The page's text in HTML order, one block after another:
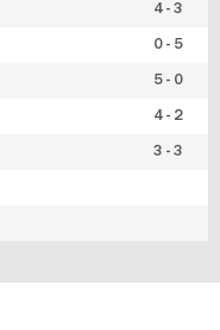
4 - 3
0 - 5
5 - 0
4 - 2
3 - 3